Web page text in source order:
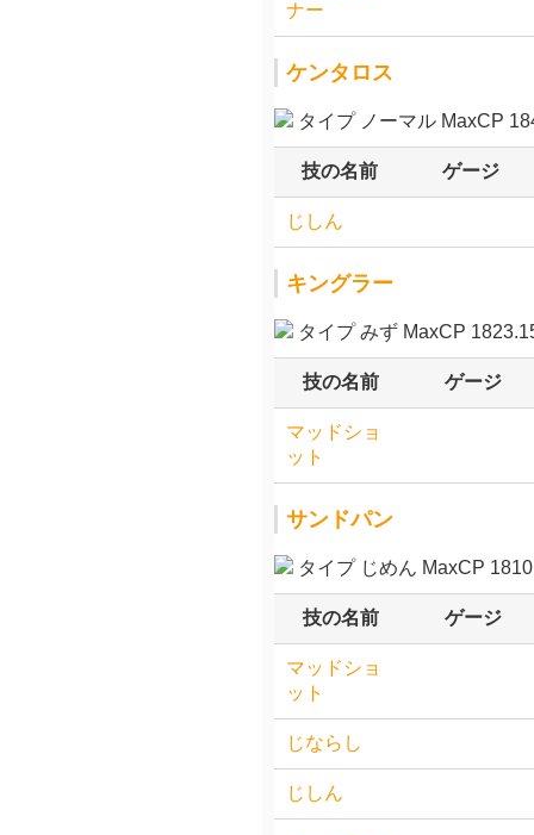
ナー
ケンタロス
タイプ ノーマル MaxCP
技の名前 ゲージ
じしん
キングラー
タイプ みず MaxCP
技の名前 ゲージ
マッドショ
ット
サンドパン
タイプ じめん MaxCP
技の名前 ゲージ
マッドショ
ット
じならし
じしん